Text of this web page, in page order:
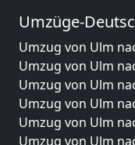
Umzüge-
Umzug von Ulm
Umzug von Ulm
Umzug von Ulm
Umzug von Ulm
Umzug von Ulm
Umzug von Ulm